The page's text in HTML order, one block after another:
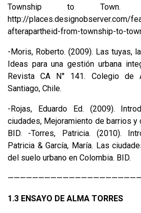
Township to Town.
http://places.designobserver.com/
after­apartheid-from-township-to-
-Moris, Roberto. (2009). Las tuyas,
Ideas para una gestión urbana
Revista CA N° 141. Colegio de
Santiago, Chile.
-Rojas, Eduardo Ed. (2009).
ciudades, Mejoramiento de barrios y
BID. -Torres, Patricia. (2010).
Patricia & García, María. Las
del suelo urbano en Colombia. BID.
1.3 ENSAYO DE ALMA TORRES